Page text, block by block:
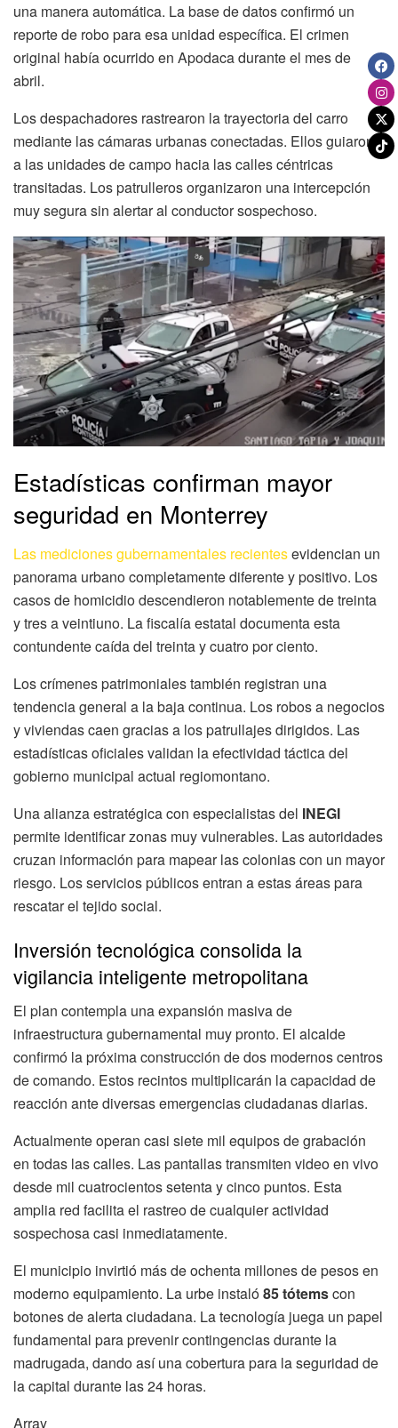
una manera automática. La base de datos confirmó un
reporte de robo para esa unidad específica. El crimen
original había ocurrido en Apodaca durante el mes de
abril.
Los despachadores rastrearon la trayectoria del carro
mediante las cámaras urbanas conectadas. Ellos guiaron
a las unidades de campo hacia las calles céntricas
transitadas. Los patrulleros organizaron una intercepción
muy segura sin alertar al conductor sospechoso.
Estadísticas confirman mayor
seguridad en Monterrey
Las mediciones gubernamentales recientesevidencian un
panorama urbano completamente diferente y positivo. Los
casos de homicidio descendieron notablemente de treinta
y tres a veintiuno. La fiscalía estatal documenta esta
contundente caída del treinta y cuatro por ciento.
Los crímenes patrimoniales también registran una
tendencia general a la baja continua. Los robos a negocios
y viviendas caen gracias a los patrullajes dirigidos. Las
estadísticas oficiales validan la efectividad táctica del
gobierno municipal actual regiomontano.
Una alianza estratégica con especialistas del INEGI
permite identificar zonas muy vulnerables. Las autoridades
cruzan información para mapear las colonias con un mayor
riesgo. Los servicios públicos entran a estas áreas para
rescatar el tejido social.
Inversión tecnológica consolida la
vigilancia inteligente metropolitana
El plan contempla una expansión masiva de
infraestructura gubernamental muy pronto. El alcalde
confirmó la próxima construcción de dos modernos centros
de comando. Estos recintos multiplicarán la capacidad de
reacción ante diversas emergencias ciudadanas diarias.
Actualmente operan casi siete mil equipos de grabación
en todas las calles. Las pantallas transmiten video en vivo
desde mil cuatrocientos setenta y cinco puntos. Esta
amplia red facilita el rastreo de cualquier actividad
sospechosa casi inmediatamente.
El municipio invirtió más de ochenta millones de pesos en
moderno equipamiento. La urbe instaló85 tótemscon
botones de alerta ciudadana. La tecnología juega un papel
fundamental para prevenir contingencias durante la
madrugada, dando así una cobertura para la seguridad de
la capital durante las 24 horas.
Array